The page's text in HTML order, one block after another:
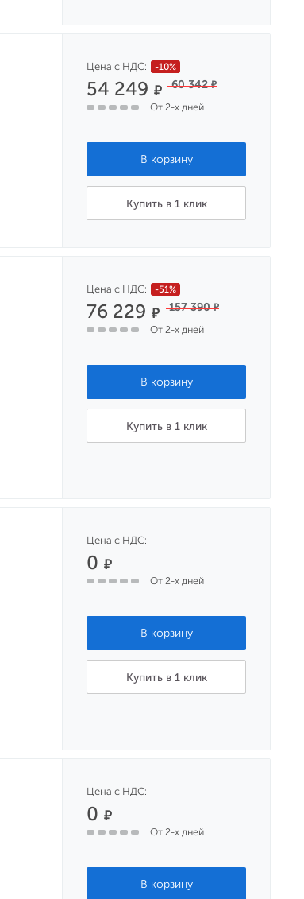
Цена с НДС: -10%
54 249₽ 60 342₽
От 2-х дней
Купить в 1 клик
Цена с НДС: -51%
76 229₽ 157 390₽
От 2-х дней
Купить в 1 клик
Цена с НДС:
0₽
От 2-х дней
Купить в 1 клик
Цена с НДС:
0₽
От 2-х дней